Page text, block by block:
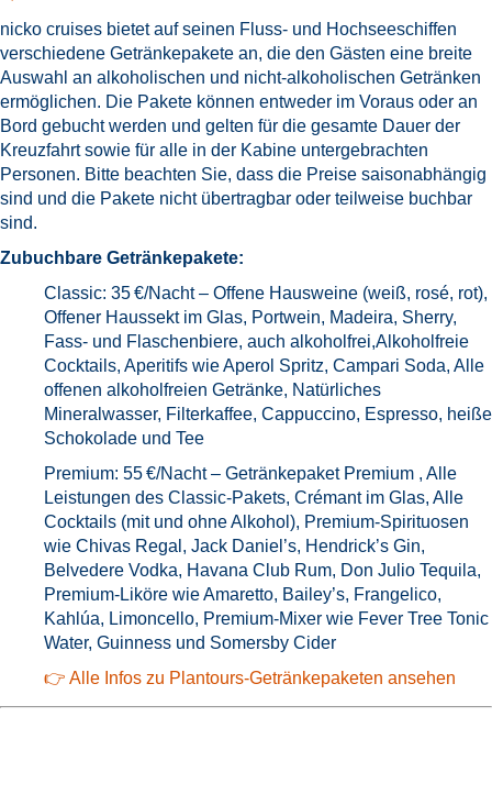
nicko cruises bietet auf seinen Fluss- und Hochseeschiffen
verschiedene Getränkepakete an, die den Gästen eine breite
Auswahl an alkoholischen und nicht-alkoholischen Getränken
ermöglichen. Die Pakete können entweder im Voraus oder an
Bord gebucht werden und gelten für die gesamte Dauer der
Kreuzfahrt sowie für alle in der Kabine untergebrachten
Personen. Bitte beachten Sie, dass die Preise saisonabhängig
sind und die Pakete nicht übertragbar oder teilweise buchbar
sind.
Zubuchbare Getränkepakete:
Classic: 35 €/Nacht – Offene Hausweine (weiß, rosé, rot),
Offener Haussekt im Glas, Portwein, Madeira, Sherry,
Fass- und Flaschenbiere, auch alkoholfrei,Alkoholfreie
Cocktails, Aperitifs wie Aperol Spritz, Campari Soda, Alle
offenen alkoholfreien Getränke, Natürliches
Mineralwasser, Filterkaffee, Cappuccino, Espresso, heiße
Schokolade und Tee
Premium: 55 €/Nacht – Getränkepaket Premium , Alle
Leistungen des Classic-Pakets, Crémant im Glas, Alle
Cocktails (mit und ohne Alkohol), Premium-Spirituosen
wie Chivas Regal, Jack Daniel’s, Hendrick’s Gin,
Belvedere Vodka, Havana Club Rum, Don Julio Tequila,
Premium-Liköre wie Amaretto, Bailey’s, Frangelico,
Kahlúa, Limoncello, Premium-Mixer wie Fever Tree Tonic
Water, Guinness und Somersby Cider
👉 Alle Infos zu Plantours-Getränkepaketen ansehen